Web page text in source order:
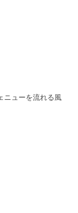
ニューを流れる風